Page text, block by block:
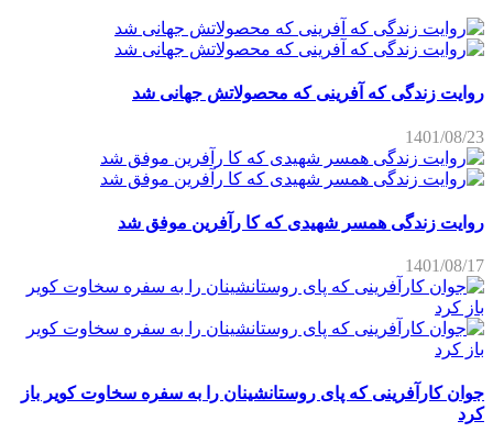
روایت زندگی که آفرینی که محصولاتش جهانی شد
1401/08/23
روایت زندگی همسر شهیدی که کا رآفرین موفق شد
1401/08/17
جوان کارآفرینی که پای روستانشینان را به سفره سخاوت کویر باز
کرد